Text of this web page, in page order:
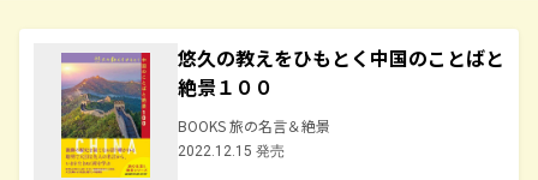
悠久の教えをひもとく中国のことばと
絶景１００
BOOKS 旅の名言＆絶景
2022.12.15 発売